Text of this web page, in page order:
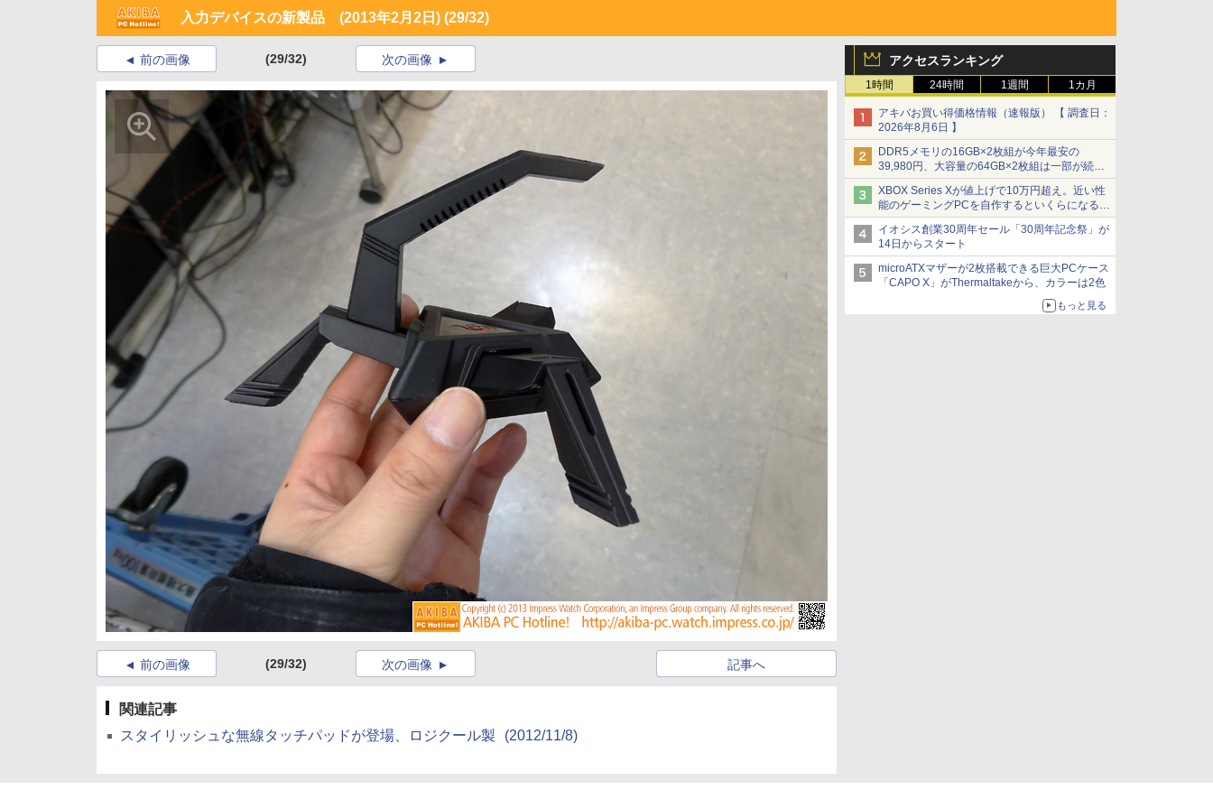
入力デバイスの新製品 (2013年2月2日) (29/32)
アクセスランキング
1時間 24時間 1週間 1カ月
アキバお買い得価格情報（速報版） 【 調査日：
2026年8月6日 】
DDR5メモリの16GB×2枚組が今年最安の
39,980円、大容量の64GB×2枚組は一部が続騰
[8月前半のメモリ価格]
XBOX Series Xが値上げで10万円超え。近い性
能のゲーミングPCを自作するといくらになる？
【石田賀津男の『酒の肴にPCゲーム』】
イオシス創業30周年セール「30周年記念祭」が
14日からスタート
microATXマザーが2枚搭載できる巨大PCケース
「CAPO X」がThermaltakeから、カラーは2色
もっと見る
前の画像 (29/32) 次の画像
前の画像 (29/32) 記事へ
次の画像
関連記事
スタイリッシュな無線タッチパッドが登場、ロジクール製
(2012/11/8)